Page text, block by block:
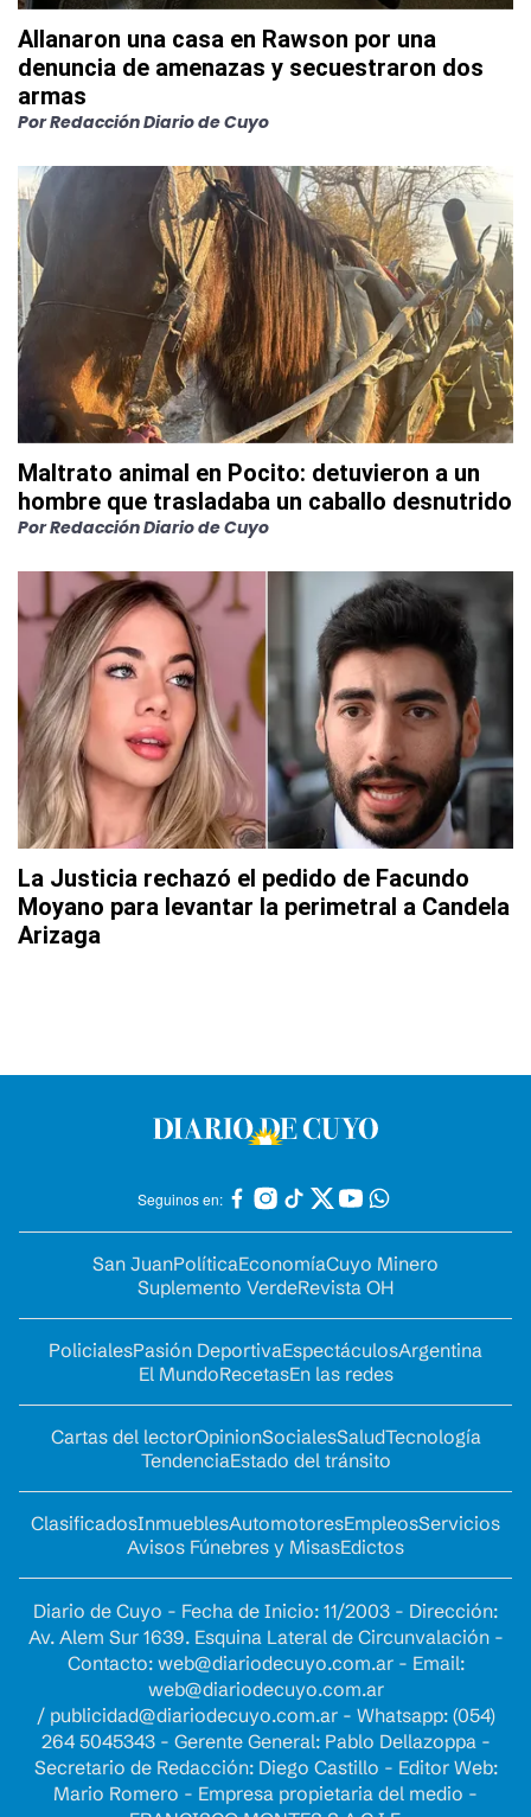
Allanaron una casa en Rawson por una
denuncia de amenazas y secuestraron dos
armas
PorRedacción Diario de Cuyo
Maltrato animal en Pocito: detuvieron a un
hombre que trasladaba un caballo desnutrido
PorRedacción Diario de Cuyo
La Justicia rechazó el pedido de Facundo
Moyano para levantar la perimetral a Candela
Arizaga
Seguinos en:
San JuanPolíticaEconomíaCuyo Minero
Suplemento VerdeRevista OH
PolicialesPasión DeportivaEspectáculosArgentina
El MundoRecetasEn las redes
Cartas del lectorOpinionSocialesSaludTecnología
TendenciaEstado del tránsito
ClasificadosInmueblesAutomotoresEmpleosServicios
Avisos Fúnebres y MisasEdictos
Diario de Cuyo - Fecha de Inicio: 11/2003 - Dirección:
Av. Alem Sur 1639. Esquina Lateral de Circunvalación -
Contacto: web@diariodecuyo.com.ar- Email:
web@diariodecuyo.com.ar
/ publicidad@diariodecuyo.com.ar- Whatsapp: (054)
264 5045343 - Gerente General: Pablo Dellazoppa -
Secretario de Redacción: Diego Castillo - Editor Web:
Mario Romero - Empresa propietaria del medio -